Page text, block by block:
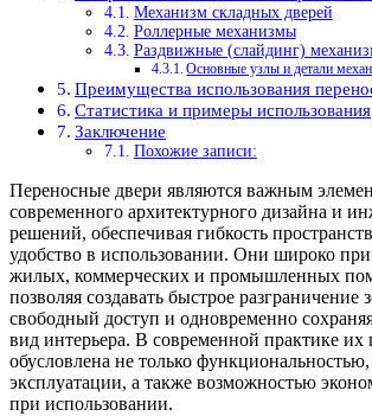
Механизм складных дверей
Роллерные механизмы
Раздвижные (слайдинг)
Основные узлы и детали
Преимущества использования
Статистика и примеры использования
Заключение
Похожие записи:
Переносные двери являются важным
современного архитектурного дизайна и
решений, обеспечивая гибкость
удобство в использовании. Они широко
жилых, коммерческих и промышленных
позволяя создавать быстрое разграничение
свободный доступ и одновременно
вид интерьера. В современной практике их
обусловлена не только
эксплуатации, а также возможностью
при использовании.